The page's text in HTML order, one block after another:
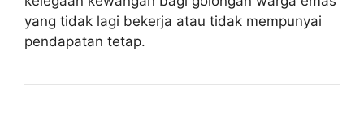
yang tidak lagi bekerja atau tidak mempunyai
pendapatan tetap.